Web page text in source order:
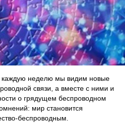
каждую неделю мы видим новые
связи, а вместе с ними и
о грядущем беспроводном
мир становится
беспроводным.